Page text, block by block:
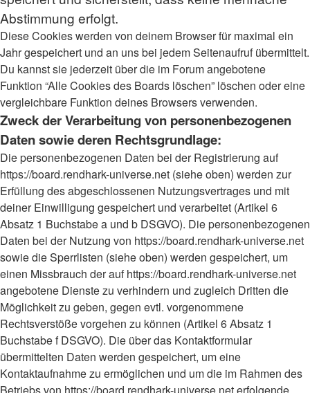
Abstimmung erfolgt.
Diese Cookies werden von deinem Browser für maximal ein
Jahr gespeichert und an uns bei jedem Seitenaufruf übermittelt.
Du kannst sie jederzeit über die im Forum angebotene
Funktion “Alle Cookies des Boards löschen” löschen oder eine
vergleichbare Funktion deines Browsers verwenden.
Zweck der Verarbeitung von personenbezogenen
Daten sowie deren Rechtsgrundlage:
Die personenbezogenen Daten bei der Registrierung auf
https://board.rendhark-universe.net (siehe oben) werden zur
Erfüllung des abgeschlossenen Nutzungsvertrages und mit
deiner Einwilligung gespeichert und verarbeitet (Artikel 6
Absatz 1 Buchstabe a und b DSGVO). Die personenbezogenen
Daten bei der Nutzung von https://board.rendhark-universe.net
sowie die Sperrlisten (siehe oben) werden gespeichert, um
einen Missbrauch der auf https://board.rendhark-universe.net
angebotene Dienste zu verhindern und zugleich Dritten die
Möglichkeit zu geben, gegen evtl. vorgenommene
Rechtsverstöße vorgehen zu können (Artikel 6 Absatz 1
Buchstabe f DSGVO). Die über das Kontaktformular
übermittelten Daten werden gespeichert, um eine
Kontaktaufnahme zu ermöglichen und um die im Rahmen des